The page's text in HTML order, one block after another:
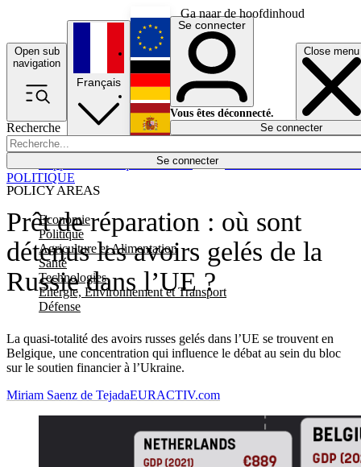
Ga naar de hoofdinhoud
Open sub
navigation
Close menu
Recherche
Se connecter
POLICY AREAS
Economie
Politique
Agriculture et Alimentation
Santé
Technologies
Energie, Environnement et Transport
Défense
Économie
Français
English
Deutsch
Español
Se connecter
Vous êtes déconnecté.
Se connecter
Prêt de réparation : où sont
détenus les avoirs gelés de la
Russie dans l’UE ?
La quasi-totalité des avoirs russes gelés dans l’UE se trouvent en
Belgique, une concentration qui influence le débat au sein du bloc
sur le soutien financier à l’Ukraine.
POLITIQUE
Miriam Saenz de TejadaEURACTIV.com